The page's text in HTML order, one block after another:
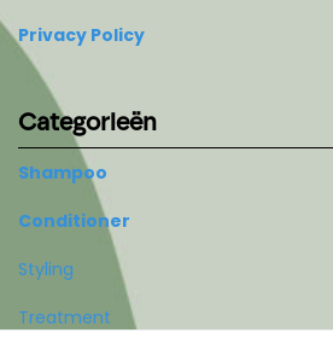
Privacy Policy
Categorieën
Shampoo
Conditioner
Styling
Treatment